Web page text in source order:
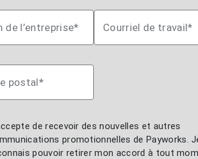
de l’entreprise* Courriel de travail*
postal*
de recevoir des nouvelles et autres
promotionnelles de Payworks.
pouvoir retirer mon accord à tout